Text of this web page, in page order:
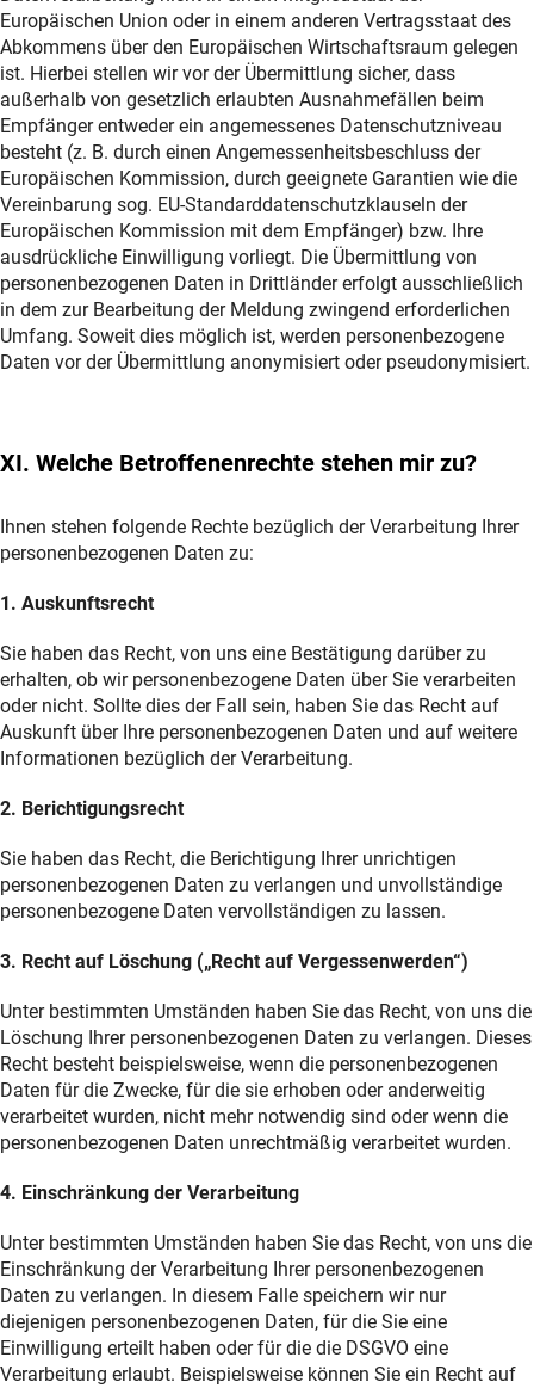
Europäischen Union oder in einem anderen Vertragsstaat des
Abkommens über den Europäischen Wirtschaftsraum gelegen
ist. Hierbei stellen wir vor der Übermittlung sicher, dass
außerhalb von gesetzlich erlaubten Ausnahmefällen beim
Empfänger entweder ein angemessenes Datenschutzniveau
besteht (z. B. durch einen Angemessenheitsbeschluss der
Europäischen Kommission, durch geeignete Garantien wie die
Vereinbarung sog. EU-Standarddatenschutzklauseln der
Europäischen Kommission mit dem Empfänger) bzw. Ihre
ausdrückliche Einwilligung vorliegt. Die Übermittlung von
personenbezogenen Daten in Drittländer erfolgt ausschließlich
in dem zur Bearbeitung der Meldung zwingend erforderlichen
Umfang. Soweit dies möglich ist, werden personenbezogene
Daten vor der Übermittlung anonymisiert oder pseudonymisiert.
XI. Welche Betroffenenrechte stehen mir zu?
Ihnen stehen folgende Rechte bezüglich der Verarbeitung Ihrer
personenbezogenen Daten zu:
1. Auskunftsrecht
Sie haben das Recht, von uns eine Bestätigung darüber zu
erhalten, ob wir personenbezogene Daten über Sie verarbeiten
oder nicht. Sollte dies der Fall sein, haben Sie das Recht auf
Auskunft über Ihre personenbezogenen Daten und auf weitere
Informationen bezüglich der Verarbeitung.
2. Berichtigungsrecht
Sie haben das Recht, die Berichtigung Ihrer unrichtigen
personenbezogenen Daten zu verlangen und unvollständige
personenbezogene Daten vervollständigen zu lassen.
3. Recht auf Löschung („Recht auf Vergessenwerden“)
Unter bestimmten Umständen haben Sie das Recht, von uns die
Löschung Ihrer personenbezogenen Daten zu verlangen. Dieses
Recht besteht beispielsweise, wenn die personenbezogenen
Daten für die Zwecke, für die sie erhoben oder anderweitig
verarbeitet wurden, nicht mehr notwendig sind oder wenn die
personenbezogenen Daten unrechtmäßig verarbeitet wurden.
4. Einschränkung der Verarbeitung
Unter bestimmten Umständen haben Sie das Recht, von uns die
Einschränkung der Verarbeitung Ihrer personenbezogenen
Daten zu verlangen. In diesem Falle speichern wir nur
diejenigen personenbezogenen Daten, für die Sie eine
Einwilligung erteilt haben oder für die die DSGVO eine
Verarbeitung erlaubt. Beispielsweise können Sie ein Recht auf